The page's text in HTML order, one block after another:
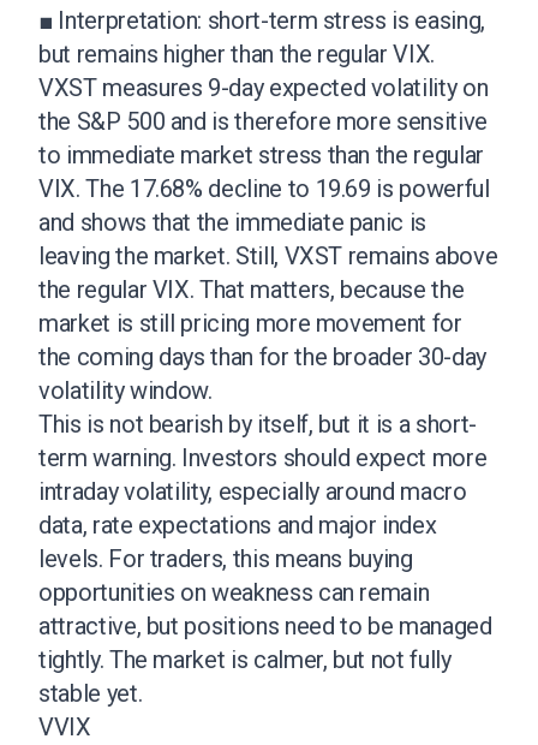
■ Interpretation: short-term stress is easing,
but remains higher than the regular VIX.
VXST measures 9-day expected volatility on
the S&P 500 and is therefore more sensitive
to immediate market stress than the regular
VIX. The 17.68% decline to 19.69 is powerful
and shows that the immediate panic is
leaving the market. Still, VXST remains above
the regular VIX. That matters, because the
market is still pricing more movement for
the coming days than for the broader 30-day
volatility window.
This is not bearish by itself, but it is a short-
term warning. Investors should expect more
intraday volatility, especially around macro
data, rate expectations and major index
levels. For traders, this means buying
opportunities on weakness can remain
attractive, but positions need to be managed
tightly. The market is calmer, but not fully
stable yet.
VVIX